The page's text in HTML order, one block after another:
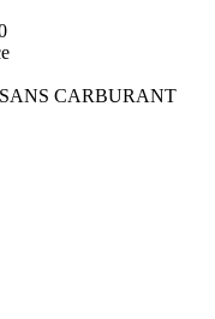
CARBURANT